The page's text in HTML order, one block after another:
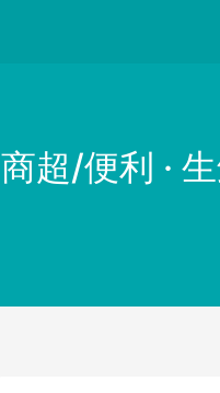
商超/便利 ·